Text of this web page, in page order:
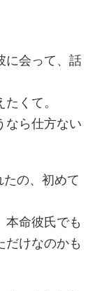
に会って、話
くて。
なら仕方ない
の、初めて
本命彼氏でも
だけなのかも